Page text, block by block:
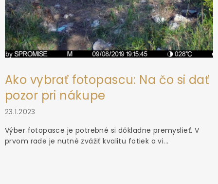
Ako vybrať fotopascu: Na čo si dať
pozor pri nákupe
23.1.2023
Výber fotopasce je potrebné si dôkladne premyslieť. V
prvom rade je nutné zvážiť kvalitu fotiek a vi...